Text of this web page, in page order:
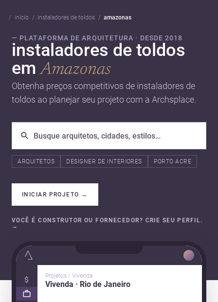
início instaladores de toldos amazonas
— PLATAFORMA DE ARQUITETURA · DESDE 2018
instaladores de toldos
emAmazonas
Obtenha preços competitivos de instaladores de
toldos ao planejar seu projeto com a Archsplace.
ARQUITETOS DESIGNER DE INTERIORES PORTO ACRE
INICIAR PROJETO →
VOCÊ É CONSTRUTOR OU FORNECEDOR? CRIE SEU PERFIL.
→
Projetos / Vivenda
Vivenda · Rio de Janeiro